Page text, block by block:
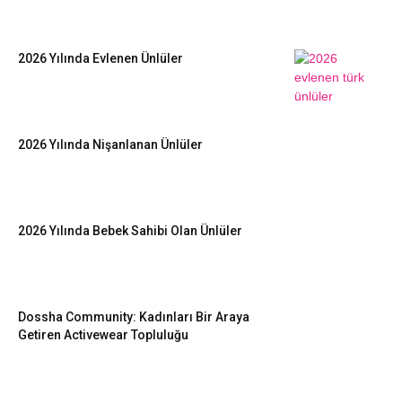
2026 Yılında Evlenen Ünlüler
2026 Yılında Nişanlanan Ünlüler
2026 Yılında Bebek Sahibi Olan Ünlüler
Dossha Community: Kadınları Bir Araya
Getiren Activewear Topluluğu